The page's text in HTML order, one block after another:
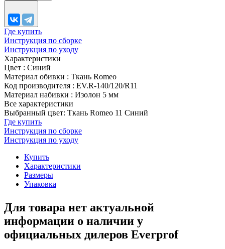
Где купить
Инструкция по сборке
Инструкция по уходу
Характеристики
Цвет : Синий
Материал обивки : Ткань Romeo
Код производителя : EV.R-140/120/R11
Материал набивки : Изолон 5 мм
Все характеристики
Выбранный цвет: Ткань Romeo 11 Синий
Где купить
Инструкция по сборке
Инструкция по уходу
Купить
Характеристики
Размеры
Упаковка
Для товара нет актуальной
информации о наличии у
официальных дилеров Everprof